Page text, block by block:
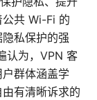
公共 Wi-Fi 的
私保护的强
认为，VPN 客
群体涵盖学
有清晰诉求的